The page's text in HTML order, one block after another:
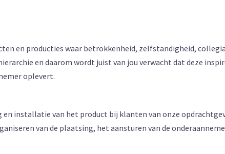
en producties waar betrokkenheid, zelfstandigheid,
en daarom wordt juist van jou verwacht dat deze
oplevert.
installatie van het product bij klanten van onze
van de plaatsing, het aansturen van de